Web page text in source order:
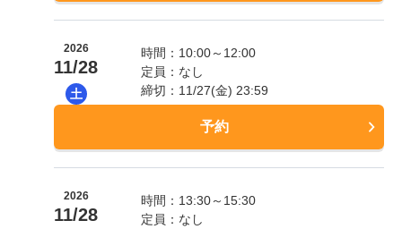
2026
11/28
土
時間：10:00～12:00
定員：なし
締切：11/27(金) 23:59
予約
2026
11/28
時間：13:30～15:30
定員：なし